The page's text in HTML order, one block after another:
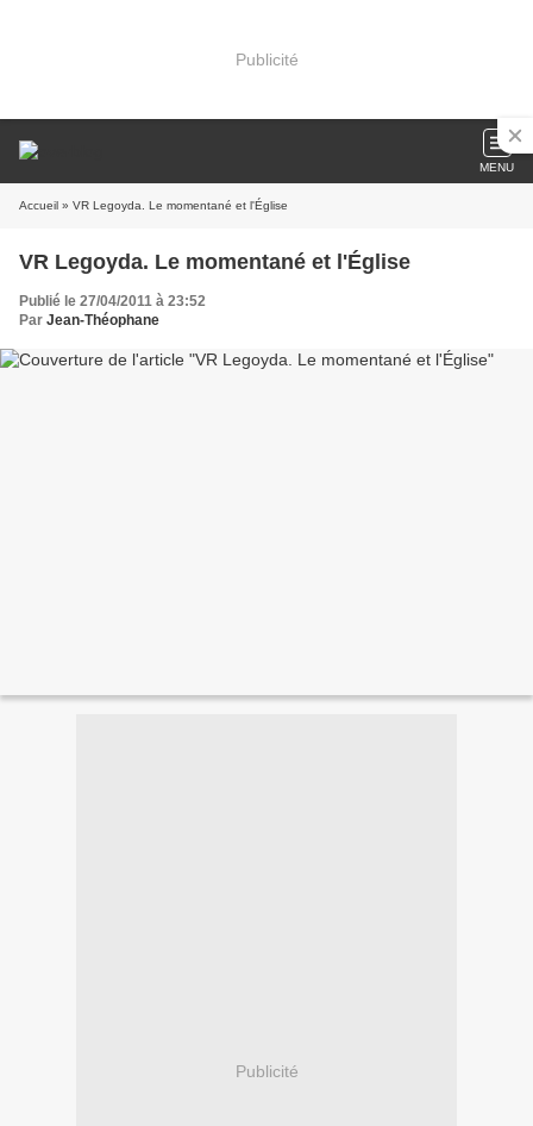
Publicité
MENU
Accueil » VR Legoyda. Le momentané et l'Église
VR Legoyda. Le momentané et l'Église
Publié le 27/04/2011 à 23:52
Par Jean-Théophane
Publicité